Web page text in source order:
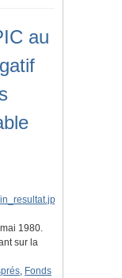
au
1980.
sur la
, Fonds